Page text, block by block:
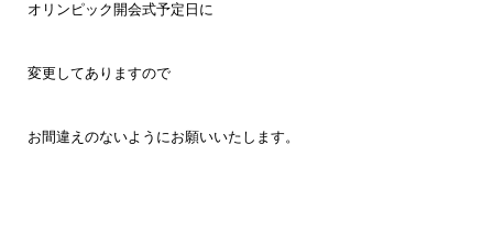
オリンピック開会式予定日に
変更してありますので
お間違えのないようにお願いいたします。